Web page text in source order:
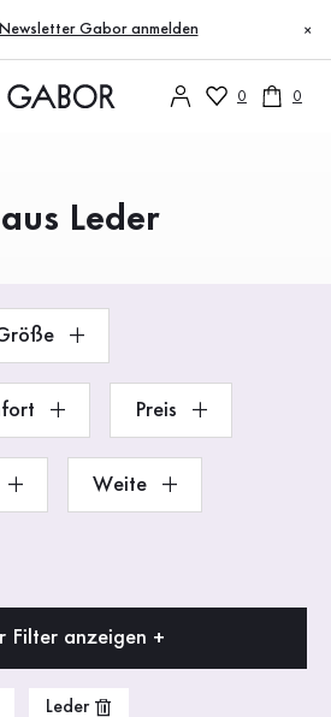
Newsletter Gabor anmelden ×
0 0
Leder
Preis
Weite
Filter anzeigen +
Leder